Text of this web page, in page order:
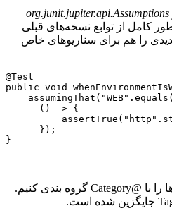
org.junit.jupiter.api.Assumptions
کامل از توابع نسخه‌های قبلی
را هم برای سناریو‌های خاص
@Test
public void
      () -> {
      });
}
در JUnit 4 می‌توانستیم تست ها را با @Category گروه بندی کنیم.